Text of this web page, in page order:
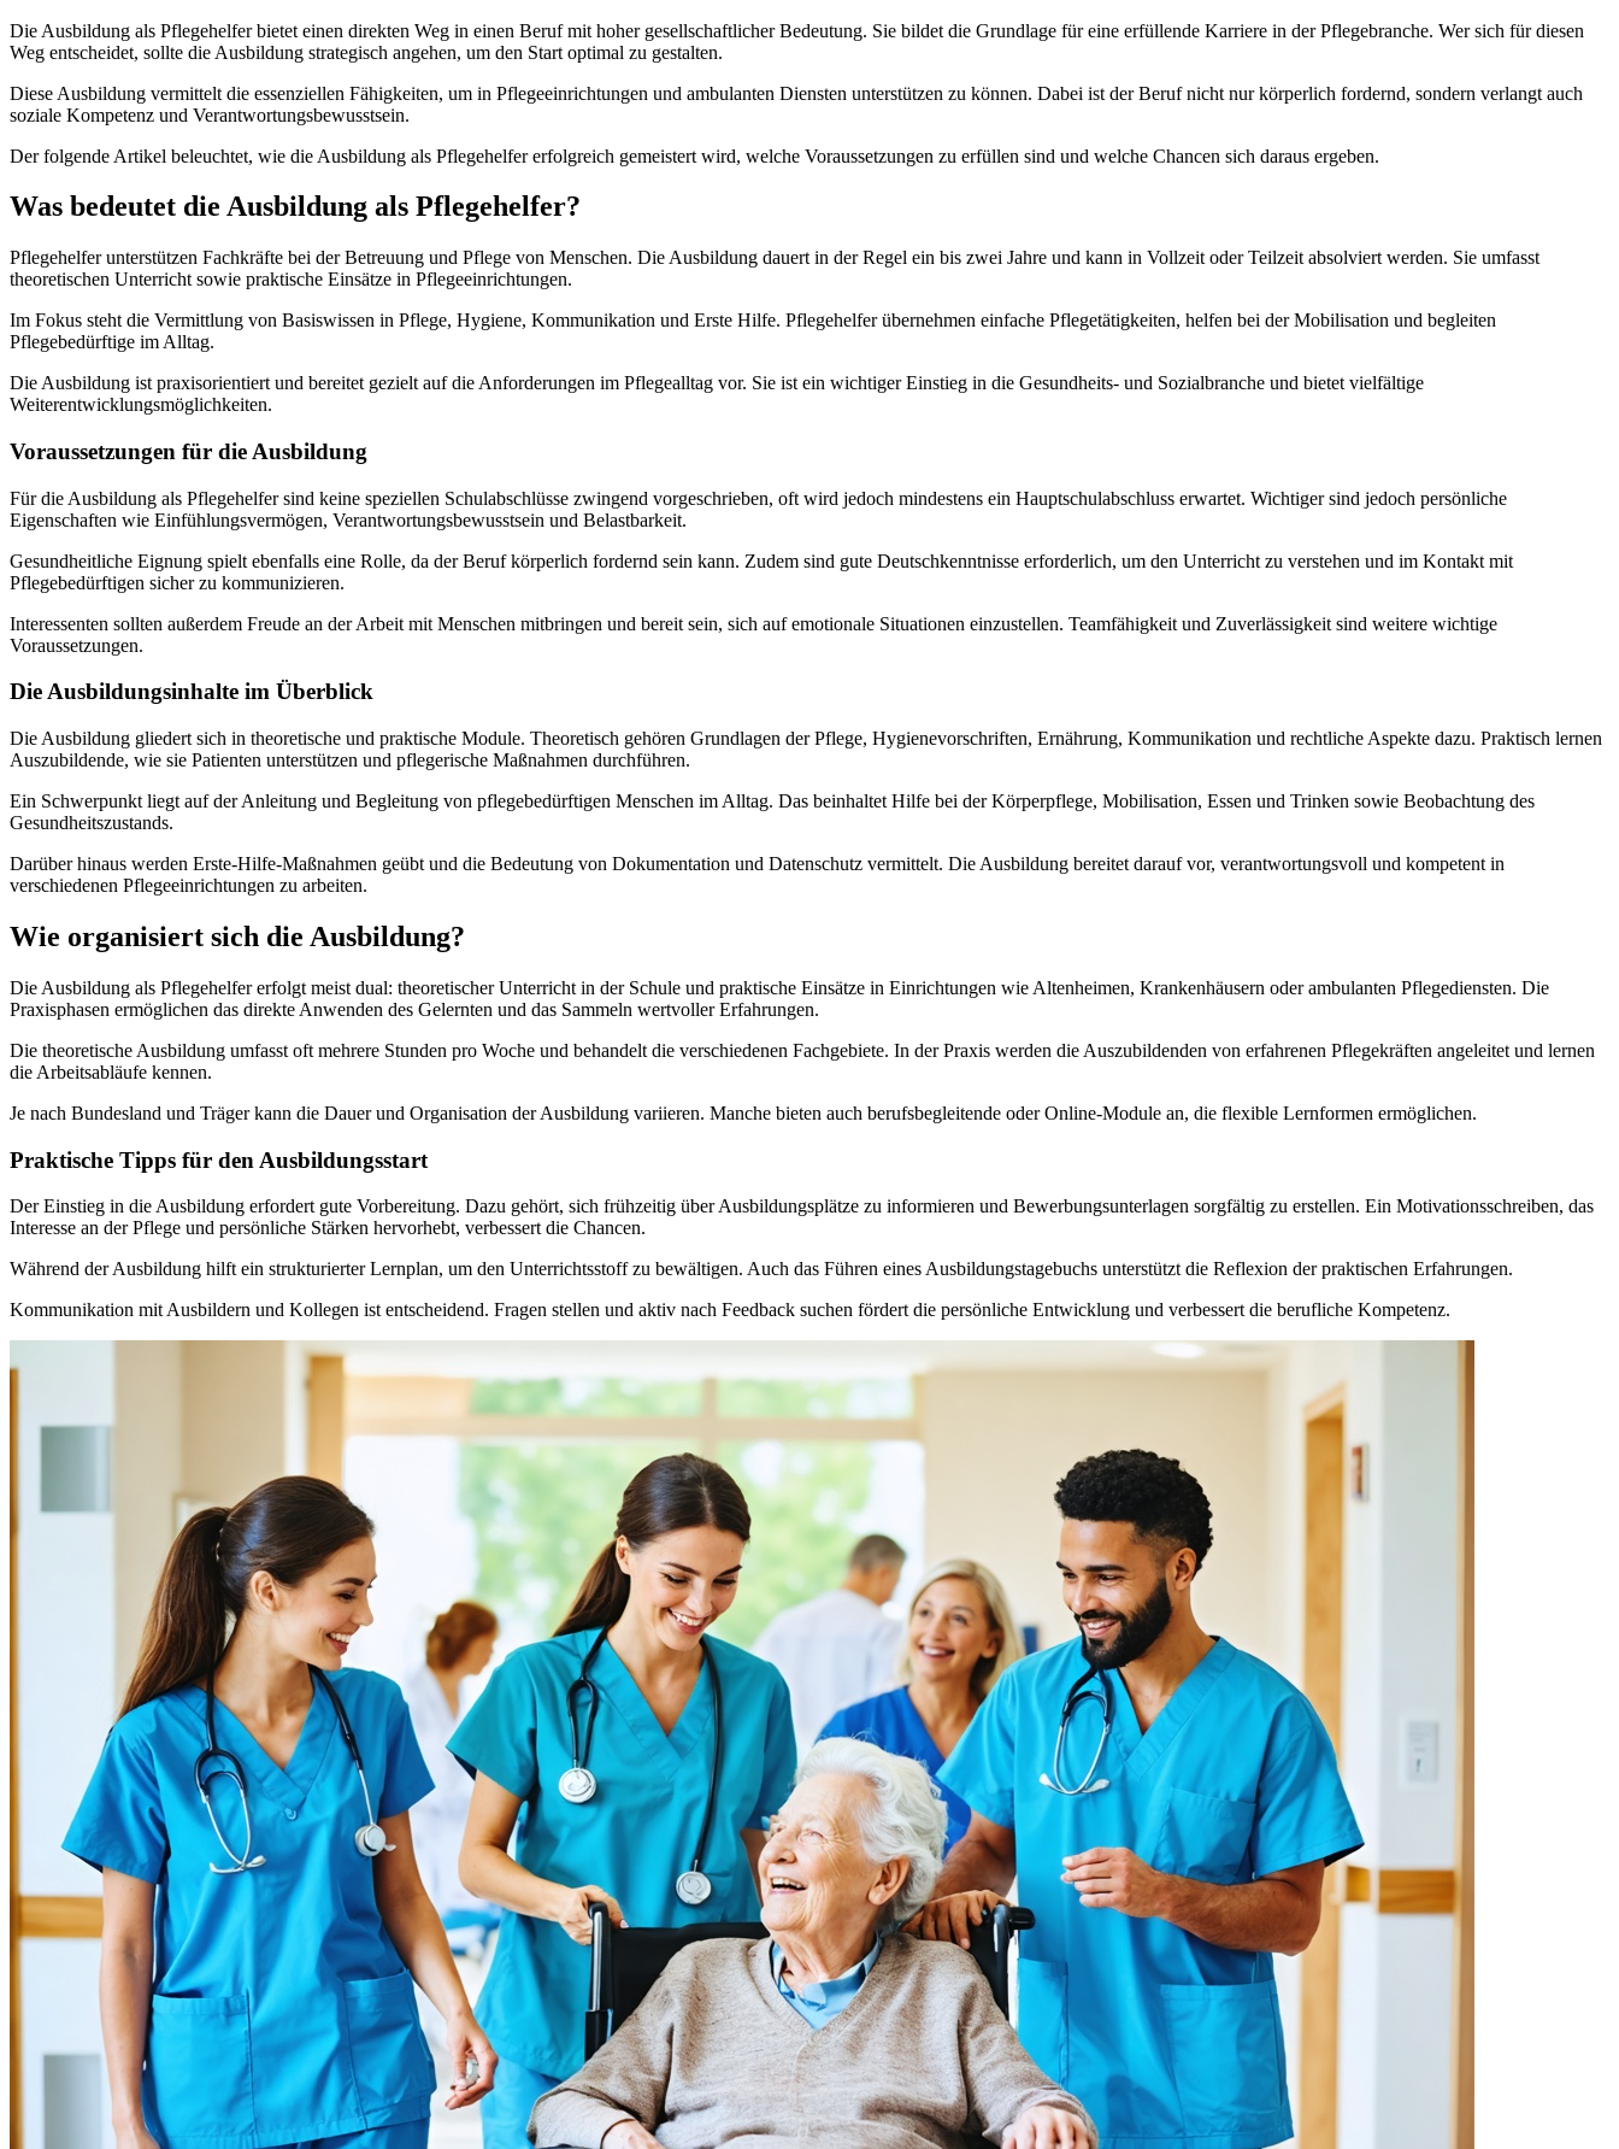
Die Ausbildung als Pflegehelfer bietet einen direkten Weg in einen Beruf mit hoher gesellschaftlicher Bedeutung. Sie bildet die Grundlage für eine erfüllende Karriere in der Pflegebranche. Wer sich für diesen
Weg entscheidet, sollte die Ausbildung strategisch angehen, um den Start optimal zu gestalten.
Diese Ausbildung vermittelt die essenziellen Fähigkeiten, um in Pflegeeinrichtungen und ambulanten Diensten unterstützen zu können. Dabei ist der Beruf nicht nur körperlich fordernd, sondern verlangt auch
soziale Kompetenz und Verantwortungsbewusstsein.
Der folgende Artikel beleuchtet, wie die Ausbildung als Pflegehelfer erfolgreich gemeistert wird, welche Voraussetzungen zu erfüllen sind und welche Chancen sich daraus ergeben.
Was bedeutet die Ausbildung als Pflegehelfer?
Pflegehelfer unterstützen Fachkräfte bei der Betreuung und Pflege von Menschen. Die Ausbildung dauert in der Regel ein bis zwei Jahre und kann in Vollzeit oder Teilzeit absolviert werden. Sie umfasst
theoretischen Unterricht sowie praktische Einsätze in Pflegeeinrichtungen.
Im Fokus steht die Vermittlung von Basiswissen in Pflege, Hygiene, Kommunikation und Erste Hilfe. Pflegehelfer übernehmen einfache Pflegetätigkeiten, helfen bei der Mobilisation und begleiten
Pflegebedürftige im Alltag.
Die Ausbildung ist praxisorientiert und bereitet gezielt auf die Anforderungen im Pflegealltag vor. Sie ist ein wichtiger Einstieg in die Gesundheits- und Sozialbranche und bietet vielfältige
Weiterentwicklungsmöglichkeiten.
Voraussetzungen für die Ausbildung
Für die Ausbildung als Pflegehelfer sind keine speziellen Schulabschlüsse zwingend vorgeschrieben, oft wird jedoch mindestens ein Hauptschulabschluss erwartet. Wichtiger sind jedoch persönliche
Eigenschaften wie Einfühlungsvermögen, Verantwortungsbewusstsein und Belastbarkeit.
Gesundheitliche Eignung spielt ebenfalls eine Rolle, da der Beruf körperlich fordernd sein kann. Zudem sind gute Deutschkenntnisse erforderlich, um den Unterricht zu verstehen und im Kontakt mit
Pflegebedürftigen sicher zu kommunizieren.
Interessenten sollten außerdem Freude an der Arbeit mit Menschen mitbringen und bereit sein, sich auf emotionale Situationen einzustellen. Teamfähigkeit und Zuverlässigkeit sind weitere wichtige
Voraussetzungen.
Die Ausbildungsinhalte im Überblick
Die Ausbildung gliedert sich in theoretische und praktische Module. Theoretisch gehören Grundlagen der Pflege, Hygienevorschriften, Ernährung, Kommunikation und rechtliche Aspekte dazu. Praktisch lernen
Auszubildende, wie sie Patienten unterstützen und pflegerische Maßnahmen durchführen.
Ein Schwerpunkt liegt auf der Anleitung und Begleitung von pflegebedürftigen Menschen im Alltag. Das beinhaltet Hilfe bei der Körperpflege, Mobilisation, Essen und Trinken sowie Beobachtung des
Gesundheitszustands.
Darüber hinaus werden Erste-Hilfe-Maßnahmen geübt und die Bedeutung von Dokumentation und Datenschutz vermittelt. Die Ausbildung bereitet darauf vor, verantwortungsvoll und kompetent in
verschiedenen Pflegeeinrichtungen zu arbeiten.
Wie organisiert sich die Ausbildung?
Die Ausbildung als Pflegehelfer erfolgt meist dual: theoretischer Unterricht in der Schule und praktische Einsätze in Einrichtungen wie Altenheimen, Krankenhäusern oder ambulanten Pflegediensten. Die
Praxisphasen ermöglichen das direkte Anwenden des Gelernten und das Sammeln wertvoller Erfahrungen.
Die theoretische Ausbildung umfasst oft mehrere Stunden pro Woche und behandelt die verschiedenen Fachgebiete. In der Praxis werden die Auszubildenden von erfahrenen Pflegekräften angeleitet und lernen
die Arbeitsabläufe kennen.
Je nach Bundesland und Träger kann die Dauer und Organisation der Ausbildung variieren. Manche bieten auch berufsbegleitende oder Online-Module an, die flexible Lernformen ermöglichen.
Praktische Tipps für den Ausbildungsstart
Der Einstieg in die Ausbildung erfordert gute Vorbereitung. Dazu gehört, sich frühzeitig über Ausbildungsplätze zu informieren und Bewerbungsunterlagen sorgfältig zu erstellen. Ein Motivationsschreiben, das
Interesse an der Pflege und persönliche Stärken hervorhebt, verbessert die Chancen.
Während der Ausbildung hilft ein strukturierter Lernplan, um den Unterrichtsstoff zu bewältigen. Auch das Führen eines Ausbildungstagebuchs unterstützt die Reflexion der praktischen Erfahrungen.
Kommunikation mit Ausbildern und Kollegen ist entscheidend. Fragen stellen und aktiv nach Feedback suchen fördert die persönliche Entwicklung und verbessert die berufliche Kompetenz.